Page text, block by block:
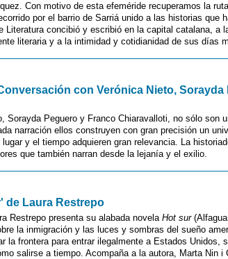
Con motivo de esta efeméride recuperamos la
por el barrio de Sarriá unido a las historias que
Literatura concibió y escribió en la capital catalana, a
literaria y a la intimidad y cotidianidad de sus días
con Verónica Nieto, Sorayda
Sorayda Peguero y Franco Chiaravalloti, no sólo son
narración ellos construyen con gran precisión un
y el tiempo adquieren gran relevancia. La
que también narran desde la lejanía y el exilio.
de Laura Restrepo
Restrepo presenta su alabada novelaHot sur
la inmigración y las luces y sombras del sueño
la frontera para entrar ilegalmente a Estados Unidos,
salirse a tiempo. Acompaña a la autora, Marta Nin i